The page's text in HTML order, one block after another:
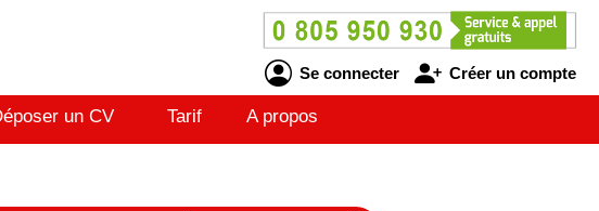
Se connecter Créer un compte
un CV Tarif A propos